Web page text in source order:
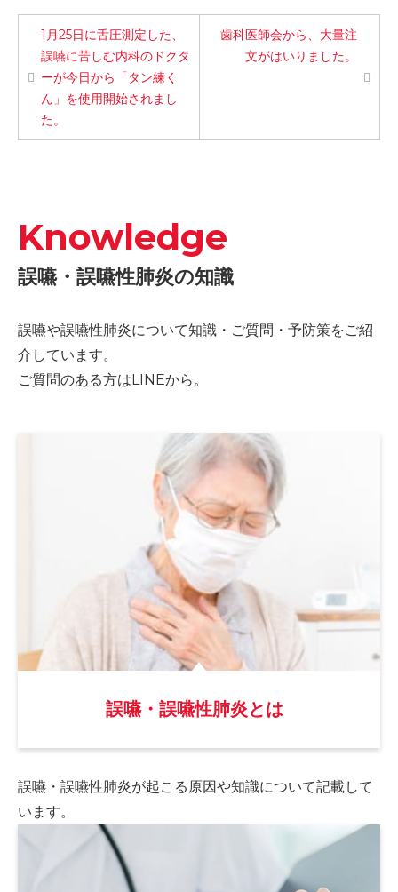
1月25日に舌圧測定した、
誤嚥に苦しむ内科のドクタ
ーが今日から「タン練く
ん」を使用開始されまし
た。
歯科医師会から、大量注
文がはいりました。
Knowledge
誤嚥・誤嚥性肺炎の知識
誤嚥や誤嚥性肺炎について知識・ご質問・予防策をご紹
介しています。
ご質問のある方はLINEから。
誤嚥・誤嚥性肺炎とは
誤嚥・誤嚥性肺炎が起こる原因や知識について記載して
います。